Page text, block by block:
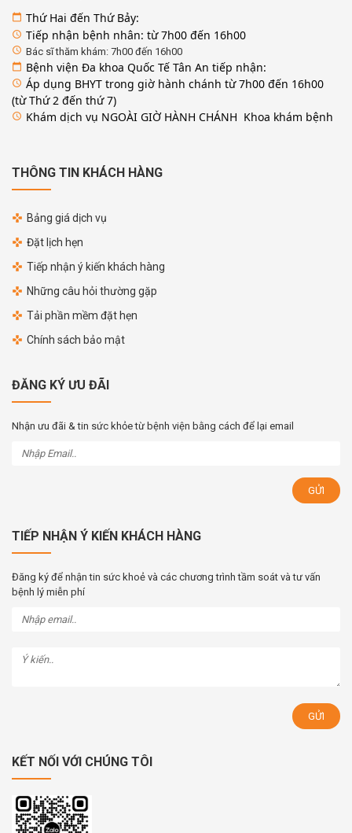
calendar_today Thứ Hai đến Thứ Bảy:
access_time Tiếp nhận bệnh nhân: từ 7h00 đến 16h00
access_time Bác sĩ thăm khám: 7h00 đến 16h00
calendar_today Bệnh viện Đa khoa Quốc Tế Tân An tiếp nhận:
access_time Áp dụng BHYT trong giờ hành chánh từ 7h00 đến 16h00
(từ Thứ 2 đến thứ 7)
access_time Khám dịch vụ NGOÀI GIỜ HÀNH CHÁNH Khoa khám bệnh
THÔNG TIN KHÁCH HÀNG
Bảng giá dịch vụ
Đặt lịch hẹn
Tiếp nhận ý kiến khách hàng
Những câu hỏi thường gặp
Tải phần mềm đặt hẹn
Chính sách bảo mật
ĐĂNG KÝ ƯU ĐÃI
Nhận ưu đãi & tin sức khỏe từ bệnh viện bằng cách để lại email
TIẾP NHẬN Ý KIẾN KHÁCH HÀNG
Đăng ký để nhận tin sức khoẻ và các chương trình tầm soát và tư vấn
bệnh lý miễn phí
KẾT NỐI VỚI CHÚNG TÔI